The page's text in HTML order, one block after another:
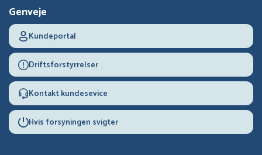
Genveje
Kundeportal
Driftsforstyrrelser
Kontakt kundesevice
Hvis forsyningen svigter